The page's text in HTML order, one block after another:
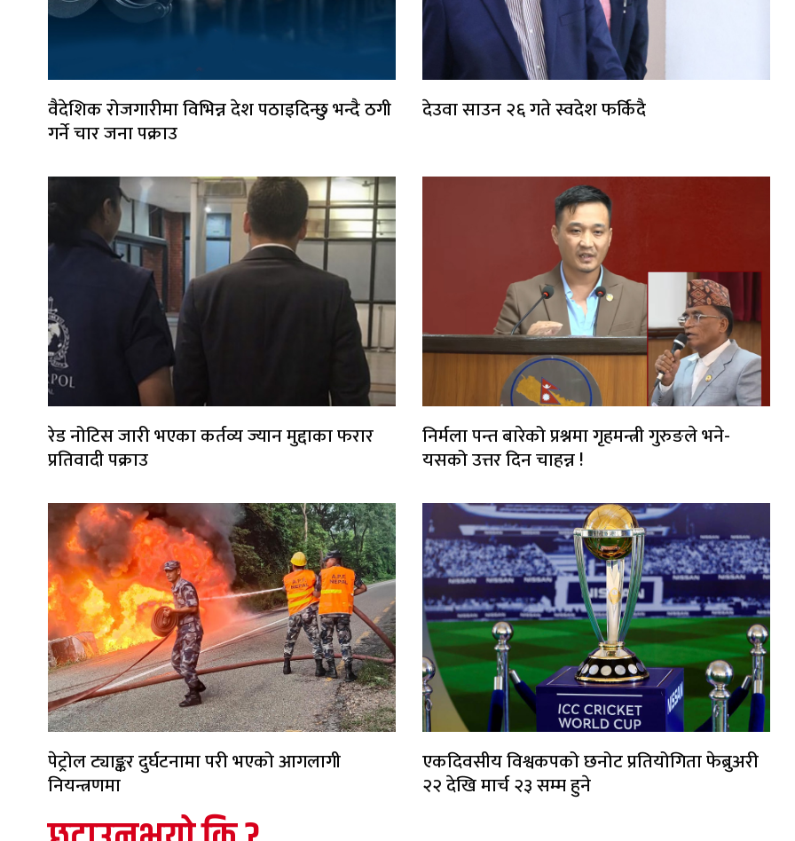
वैदेशिक रोजगारीमा विभिन्न देश पठाइदिन्छु भन्दै ठगी
गर्ने चार जना पक्राउ
देउवा साउन २६ गते स्वदेश फर्किदै
रेड नोटिस जारी भएका कर्तव्य ज्यान मुद्दाका फरार
प्रतिवादी पक्राउ
निर्मला पन्त बारेको प्रश्नमा गृहमन्त्री गुरुङले भने-
यसको उत्तर दिन चाहन्न !
पेट्रोल ट्याङ्कर दुर्घटनामा परी भएको आगलागी
नियन्त्रणमा
एकदिवसीय विश्वकपको छनोट प्रतियोगिता फेब्रुअरी
२२ देखि मार्च २३ सम्म हुने